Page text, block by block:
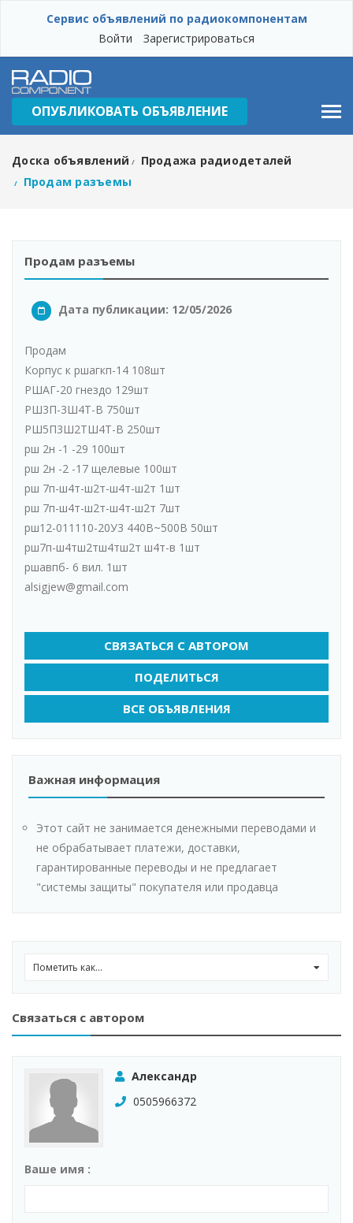
Сервис объявлений по радиокомпонентам
Войти
Зарегистрироваться
ОПУБЛИКОВАТЬ ОБЪЯВЛЕНИЕ
Доска объявлений / Продажа радиодеталей
/ Продам разъемы
Продам разъемы
Дата публикации: 12/05/2026
Продам
Корпус к ршагкп-14 108шт
РШАГ-20 гнездо 129шт
РШ3П-3Ш4Т-В 750шт
РШ5П3Ш2ТШ4Т-В 250шт
рш 2н -1 -29 100шт
рш 2н -2 -17 щелевые 100шт
рш 7п-ш4т-ш2т-ш4т-ш2т 1шт
рш 7п-ш4т-ш2т-ш4т-ш2т 7шт
рш12-011110-20У3 440В~500В 50шт
рш7п-ш4тш2тш4тш2т ш4т-в 1шт
ршавпб- 6 вил. 1шт
alsigjew@gmail.com
СВЯЗАТЬСЯ С АВТОРОМ
ПОДЕЛИТЬСЯ
ВСЕ ОБЪЯВЛЕНИЯ
Важная информация
Этот сайт не занимается денежными переводами и
не обрабатывает платежи, доставки,
гарантированные переводы и не предлагает
"системы защиты" покупателя или продавца
Пометить как...
Связаться с автором
Александр
0505966372
Ваше имя :